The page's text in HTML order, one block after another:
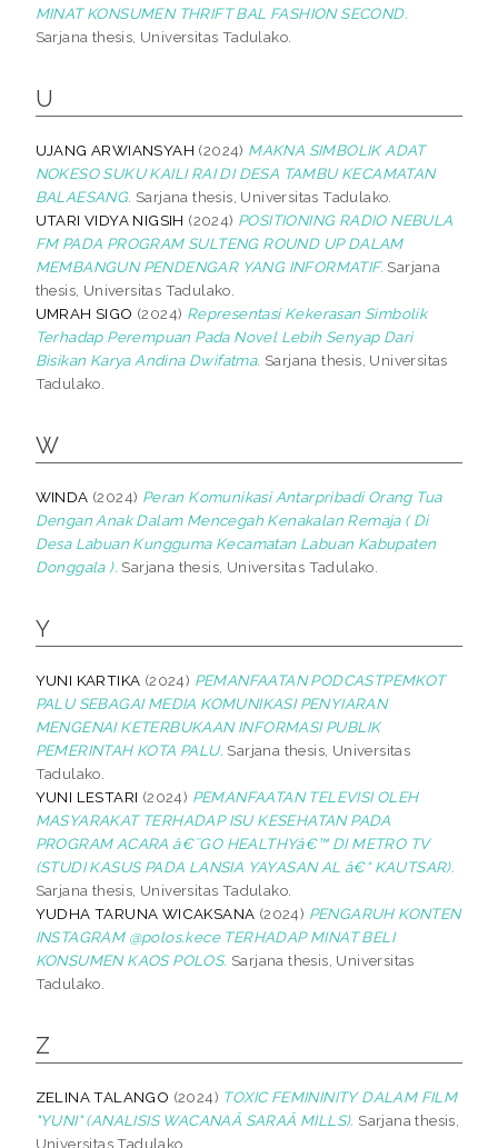
MINAT KONSUMEN THRIFT BAL FASHION SECOND.
Sarjana thesis, Universitas Tadulako.
U
UJANG ARWIANSYAH (2024) MAKNA SIMBOLIK ADAT
NOKESO SUKU KAILI RAI DI DESA TAMBU KECAMATAN
BALAESANG. Sarjana thesis, Universitas Tadulako.
UTARI VIDYA NIGSIH (2024) POSITIONING RADIO NEBULA
FM PADA PROGRAM SULTENG ROUND UP DALAM
MEMBANGUN PENDENGAR YANG INFORMATIF. Sarjana
thesis, Universitas Tadulako.
UMRAH SIGO (2024) Representasi Kekerasan Simbolik
Terhadap Perempuan Pada Novel Lebih Senyap Dari
Bisikan Karya Andina Dwifatma. Sarjana thesis, Universitas
Tadulako.
W
WINDA (2024) Peran Komunikasi Antarpribadi Orang Tua
Dengan Anak Dalam Mencegah Kenakalan Remaja ( Di
Desa Labuan Kungguma Kecamatan Labuan Kabupaten
Donggala ). Sarjana thesis, Universitas Tadulako.
Y
YUNI KARTIKA (2024) PEMANFAATAN PODCASTPEMKOT
PALU SEBAGAI MEDIA KOMUNIKASI PENYIARAN
MENGENAI KETERBUKAAN INFORMASI PUBLIK
PEMERINTAH KOTA PALU. Sarjana thesis, Universitas
Tadulako.
YUNI LESTARI (2024) PEMANFAATAN TELEVISI OLEH
MASYARAKAT TERHADAP ISU KESEHATAN PADA
PROGRAM ACARA â€˜GO HEALTHYâ€™ DI METRO TV
(STUDI KASUS PADA LANSIA YAYASAN AL â€“ KAUTSAR).
Sarjana thesis, Universitas Tadulako.
YUDHA TARUNA WICAKSANA (2024) PENGARUH KONTEN
INSTAGRAM @polos.kece TERHADAP MINAT BELI
KONSUMEN KAOS POLOS. Sarjana thesis, Universitas
Tadulako.
Z
ZELINA TALANGO (2024) TOXIC FEMININITY DALAM FILM
"YUNI" (ANALISIS WACANAÂ SARAÂ MILLS). Sarjana thesis,
Universitas Tadulako.